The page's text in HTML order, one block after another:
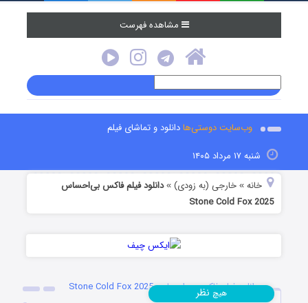
مشاهده فهرست
وب‌سایت دوستی‌هادانلود و تماشای فیلم
شنبه ۱۷ مرداد ۱۴۰۵
خانه »خارجی (به زودی) »دانلود فیلم فاکس بی‌احساس
Stone Cold Fox 2025
دانلود فیلم فاکس بی‌احساس Stone Cold Fox 2025
هیچ نظر